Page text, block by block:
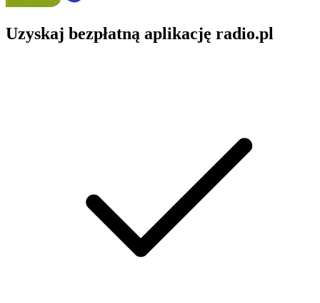
Uzyskaj bezpłatną aplikację radio.pl